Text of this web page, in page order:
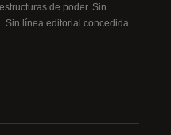
de poder. Sin
línea editorial concedida.